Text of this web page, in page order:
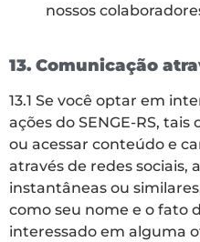
nossos
13. Comunicação
13.1 Se você optar em
ações do SENGE-RS,
ou acessar conteúdo e
através de redes sociais,
instantâneas ou
como seu nome e o fato
interessado em alguma